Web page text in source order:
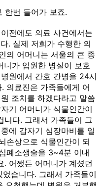
번 들어가 보죠.
전에도 의료 사건에서는
. 실제 저희가 수행한 의
의 어머니는 서울의 큰 종
니가 입원한 병실이 보호
원에서 간호 간병을 24시
의료진은 가족들에게 어
조치를 하겠다라고 말씀
기 어머니가 식물인간이
니다. 그래서 가족들이 그
에 갑자기 심장마비를 일
손상으로 식물인간이 되
폐소생술을 3~4분 이내
. 어쨌든 어머니가 계셨던
습니다. 그래서 가족들이